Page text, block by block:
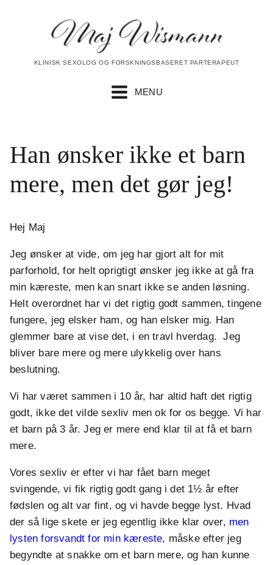
KLINISK SEXOLOG OG FORSKNINGSBASERET PARTERAPEUT
MENU
Han ønsker ikke et barn
mere, men det gør jeg!
Hej Maj
Jeg ønsker at vide, om jeg har gjort alt for mit
parforhold, for helt oprigtigt ønsker jeg ikke at gå fra
min kæreste, men kan snart ikke se anden løsning.
Helt overordnet har vi det rigtig godt sammen, tingene
fungere, jeg elsker ham, og han elsker mig. Han
glemmer bare at vise det, i en travl hverdag. Jeg
bliver bare mere og mere ulykkelig over hans
beslutning.
Vi har været sammen i 10 år, har altid haft det rigtig
godt, ikke det vilde sexliv men ok for os begge. Vi har
et barn på 3 år. Jeg er mere end klar til at få et barn
mere.
Vores sexliv er efter vi har fået barn meget
svingende, vi fik rigtig godt gang i det 1½ år efter
fødslen og alt var fint, og vi havde begge lyst. Hvad
der så lige skete er jeg egentlig ikke klar over, men
lysten forsvandt for min kæreste, måske efter jeg
begyndte at snakke om et barn mere, og han kunne